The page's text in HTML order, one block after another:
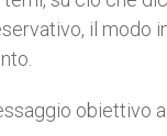
il modo
obiettivo